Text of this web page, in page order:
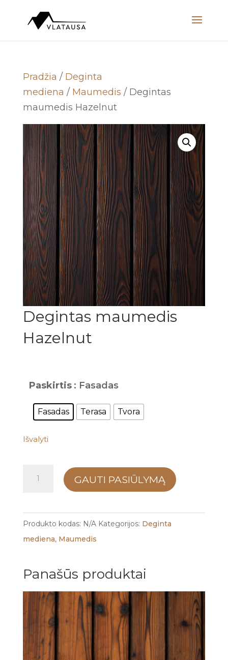
Pradžia / Deginta
mediena / Maumedis / Degintas
maumedis Hazelnut
Degintas maumedis
Hazelnut
Paskirtis : Fasadas
Fasadas Terasa Tvora
Išvalyti
produkto
GAUTI PASIŪLYMĄ
Produkto kodas: N/A Kategorijos: Deginta
mediena, Maumedis
Panašūs produktai